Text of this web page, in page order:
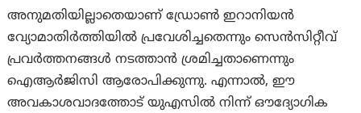
അനുമതിയില്ലാതെയാണ് ഡ്രോൺ ഇറാനിയൻ
വ്യോമാതിർത്തിയിൽ പ്രവേശിച്ചതെന്നും സെൻസിറ്റീവ്
പ്രവർത്തനങ്ങൾ നടത്താൻ ശ്രമിച്ചതാണെന്നും
ഐആർജിസി ആരോപിക്കുന്നു. എന്നാല്‍, ഈ
അവകാശവാദത്തോട് യുഎസിൽ നിന്ന് ഔദ്യോഗിക